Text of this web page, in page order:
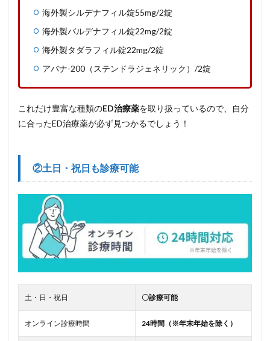
海外製シルデナフィル錠55mg/2錠
海外製バルデナフィル錠22mg/2錠
海外製タダラフィル錠22mg/2錠
アバナ-200（ステンドラジェネリック）/2錠
これだけ豊富な種類のED治療薬を取り扱っているので、自分
に合ったED治療薬が必ず見つかるでしょう！
②土日・祝日も診療可能
土・日・祝日 〇診療可能
オンライン診療時間 24時間（※年末年始を除く）